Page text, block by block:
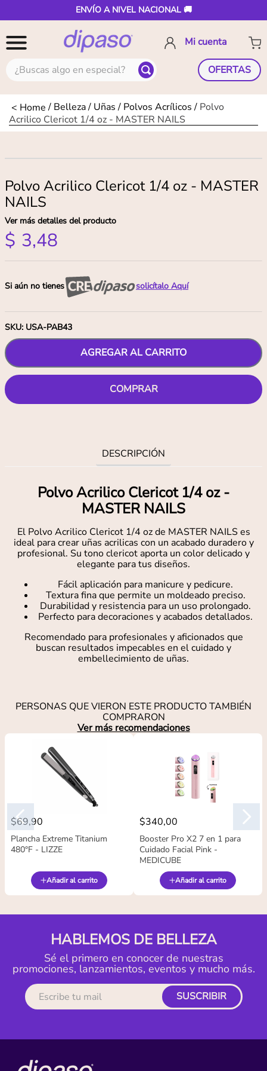
ENVÍO A NIVEL NACIONAL 🚚
¿Buscas algo en especial? OFERTAS
Belleza Uñas Polvos Acrílicos
Polvo
Acrilico Clericot 1/4 oz - MASTER NAILS
Polvo Acrilico Clericot 1/4 oz - MASTER
NAILS
Ver más detalles del producto
$ 3,48
Si aún no tienes solicítalo Aquí
SKU: USA-PAB43
AGREGAR AL CARRITO
COMPRAR
DESCRIPCIÓN
Polvo Acrilico Clericot 1/4 oz -
MASTER NAILS
El Polvo Acrilico Clericot 1/4 oz de MASTER NAILS es
ideal para crear uñas acrilicas con un acabado duradero y
profesional. Su tono clericot aporta un color delicado y
elegante para tus diseños.
Fácil aplicación para manicure y pedicure.
Textura fina que permite un moldeado preciso.
Durabilidad y resistencia para un uso prolongado.
Perfecto para decoraciones y acabados detallados.
Recomendado para profesionales y aficionados que
buscan resultados impecables en el cuidado y
embellecimiento de uñas.
PERSONAS QUE VIERON ESTE PRODUCTO TAMBIÉN
COMPRARON
Ver más recomendaciones
$69,90
Plancha Extreme Titanium
480°F - LIZZE
Añadir al carrito
$340,00
Booster Pro X2 7 en 1 para
Cuidado Facial Pink -
MEDICUBE
Añadir al carrito
HABLEMOS DE BELLEZA
Sé el primero en conocer de nuestras
promociones, lanzamientos, eventos y mucho más.
SUSCRIBIR